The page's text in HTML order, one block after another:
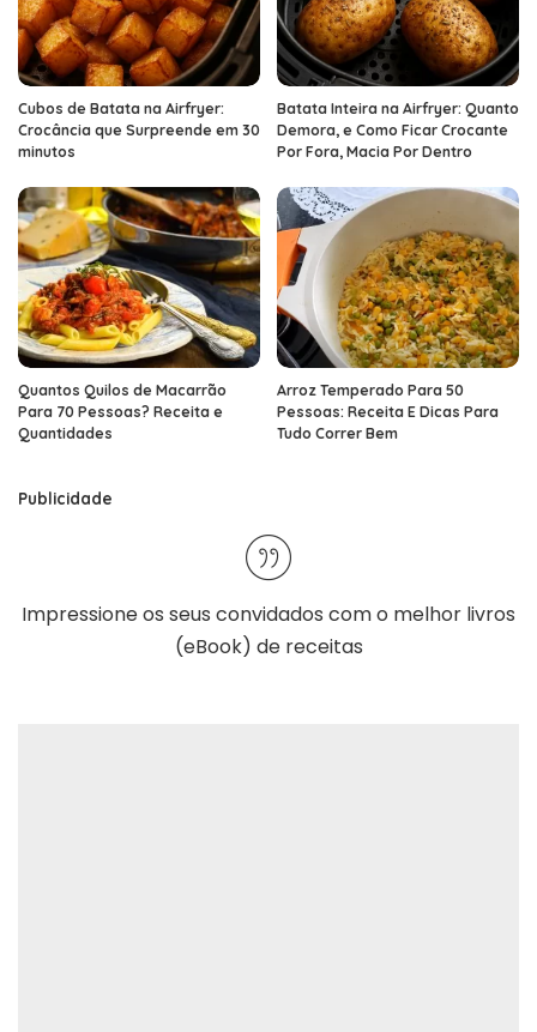
Cubos de Batata na Airfryer:
Crocância que Surpreende em 30
minutos
Batata Inteira na Airfryer: Quanto
Demora, e Como Ficar Crocante
Por Fora, Macia Por Dentro
Quantos Quilos de Macarrão
Para 70 Pessoas? Receita e
Quantidades
Arroz Temperado Para 50
Pessoas: Receita E Dicas Para
Tudo Correr Bem
Publicidade
Impressione os seus convidados com o melhor livros
(eBook) de receitas